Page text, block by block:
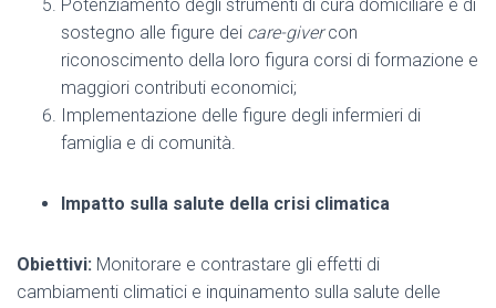
Potenziamento degli strumenti di cura domiciliare e di
sostegno alle figure dei care-givercon
riconoscimento della loro figura corsi di formazione e
maggiori contributi economici;
Implementazione delle figure degli infermieri di
famiglia e di comunità.
Impatto sulla salute della crisi climatica
Obiettivi: Monitorare e contrastare gli effetti di
cambiamenti climatici e inquinamento sulla salute delle